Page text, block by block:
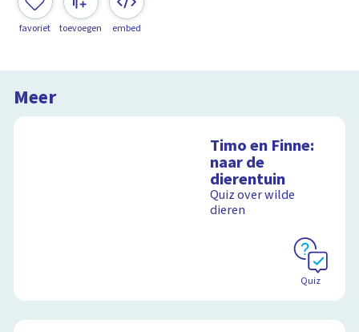
favoriet toevoegen embed
Meer
Timo en Finne:
naar de
dierentuin
Quiz over wilde
dieren
Quiz